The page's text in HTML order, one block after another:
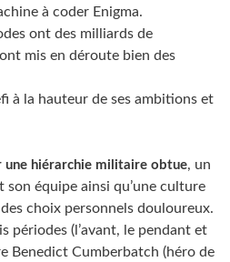
à coder Enigma.
ont des milliards de
mis en déroute bien des
à la hauteur de ses ambitions et
une hiérarchie militaire obtue, un
équipe ainsi qu’une culture
choix personnels douloureux.
périodes (l’avant, le pendant et
Benedict Cumberbatch (héro de